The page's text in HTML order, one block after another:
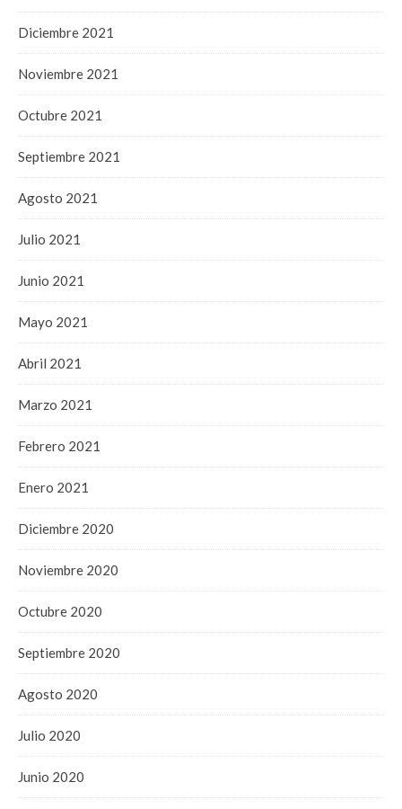
Diciembre 2021
Noviembre 2021
Octubre 2021
Septiembre 2021
Agosto 2021
Julio 2021
Junio 2021
Mayo 2021
Abril 2021
Marzo 2021
Febrero 2021
Enero 2021
Diciembre 2020
Noviembre 2020
Octubre 2020
Septiembre 2020
Agosto 2020
Julio 2020
Junio 2020